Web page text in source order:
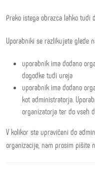
Preko istega obrazca lahko tudi
Uporabniki se razlikujete glede
uporabnik ima dodano
dogodke tudi ureja
uporabnik ima dodano
kot administratorja.
organizatorja ter do vseh
V kolikor ste upravičeni do
organizacije, nam prosim pišite